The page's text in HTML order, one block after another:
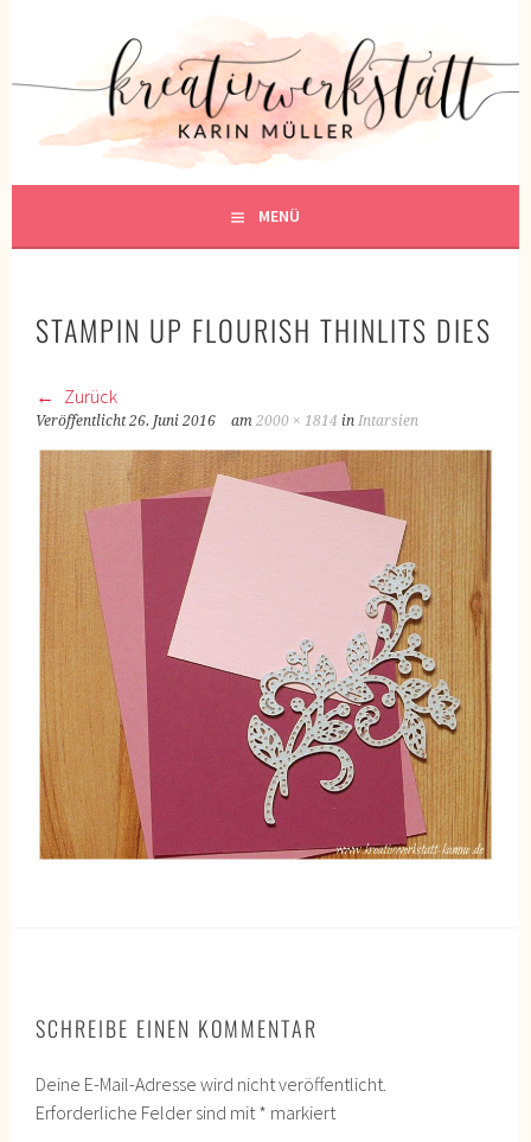
KREATIVWERKSTATT
KREATIV SEIN
MENÜ
STAMPIN UP FLOURISH THINLITS DIES
Zurück
Veröffentlicht26. Juni 2016 am2000 × 1814 inIntarsien
SCHREIBE EINEN KOMMENTAR
Deine E-Mail-Adresse wird nicht veröffentlicht.
Erforderliche Felder sind mit* markiert